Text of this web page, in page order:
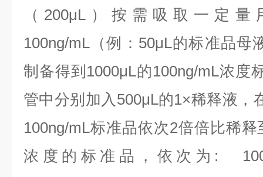
（200μL）按需吸取一定
100ng/mL（例：50μL的标准品母
制备得到1000μL的100ng/mL浓度
管中分别加入500μL的1×稀释液，
100ng/mL标准品依次2倍倍比稀
浓度的标准品，依次为: